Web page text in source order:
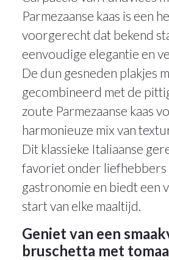
Parmezaanse kaas is een
voorgerecht dat bekend
eenvoudige elegantie en
De dun gesneden plakjes
gecombineerd met de
zoute Parmezaanse kaas
harmonieuze mix van
Dit klassieke Italiaanse
favoriet onder liefhebbers
gastronomie en biedt een
start van elke maaltijd.
Geniet van een
bruschetta met